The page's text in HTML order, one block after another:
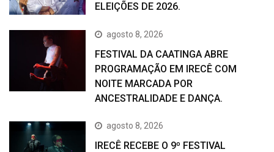
ELEIÇÕES DE 2026.
agosto 8, 2026
FESTIVAL DA CAATINGA ABRE
PROGRAMAÇÃO EM IRECÊ COM
NOITE MARCADA POR
ANCESTRALIDADE E DANÇA.
agosto 8, 2026
IRECÊ RECEBE O 9º FESTIVAL